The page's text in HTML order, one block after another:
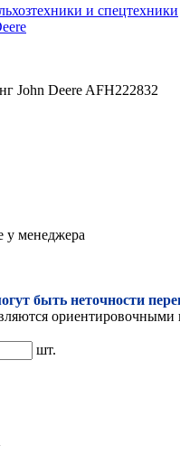
и спецтехники
John Deere AFH222832
у менеджера
быть неточности
ориентировочными
шт.